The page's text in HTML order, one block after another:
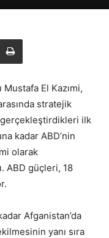
El Kazımi,
stratejik
gerçekleştirdikleri ilk
kadar ABD’nin
olarak
ABD güçleri, 18
Afganistan’da
yanı sıra